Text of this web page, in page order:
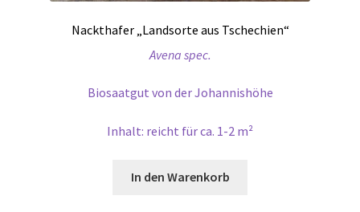
Nackthafer „Landsorte aus Tschechien“
Avena spec.
Biosaatgut von der Johannishöhe
Inhalt: reicht für ca. 1-2 m²
In den Warenkorb